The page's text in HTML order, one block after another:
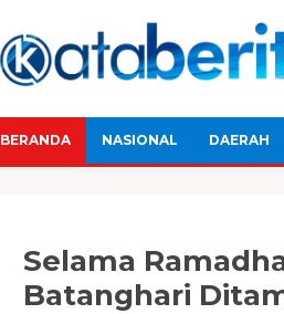
BERANDA NASIONAL DAERAH
Selama
Batanghari